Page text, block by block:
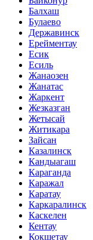
Балхаш
Булаево
Державинск
Ерейментау
Есик
Есиль
Жанаозен
Жанатас
Жаркент
Жезказган
Жетысай
Житикара
Зайсан
Казалинск
Кандыагаш
Караганда
Каражал
Каратау
Каркаралинск
Каскелен
Кентау
Кокшетау